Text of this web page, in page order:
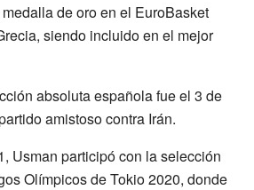
de oro en el EuroBasket
siendo incluido en el mejor
absoluta española fue el 3 de
amistoso contra Irán.
Usman participó con la selección
Olímpicos de Tokio 2020, donde